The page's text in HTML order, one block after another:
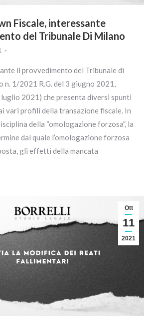
Fiscale, interessante
del Tribunale Di Milano
il provvedimento del Tribunale di
n. 1/2021 R.G. del 3 giugno 2021,
2021) che presenta diversi spunti
vari profili della transazione fiscale. In
della “omologazione forzosa”, la
dal quale l’omologazione forzosa
gli effetti della mancata
Ott
11
2021